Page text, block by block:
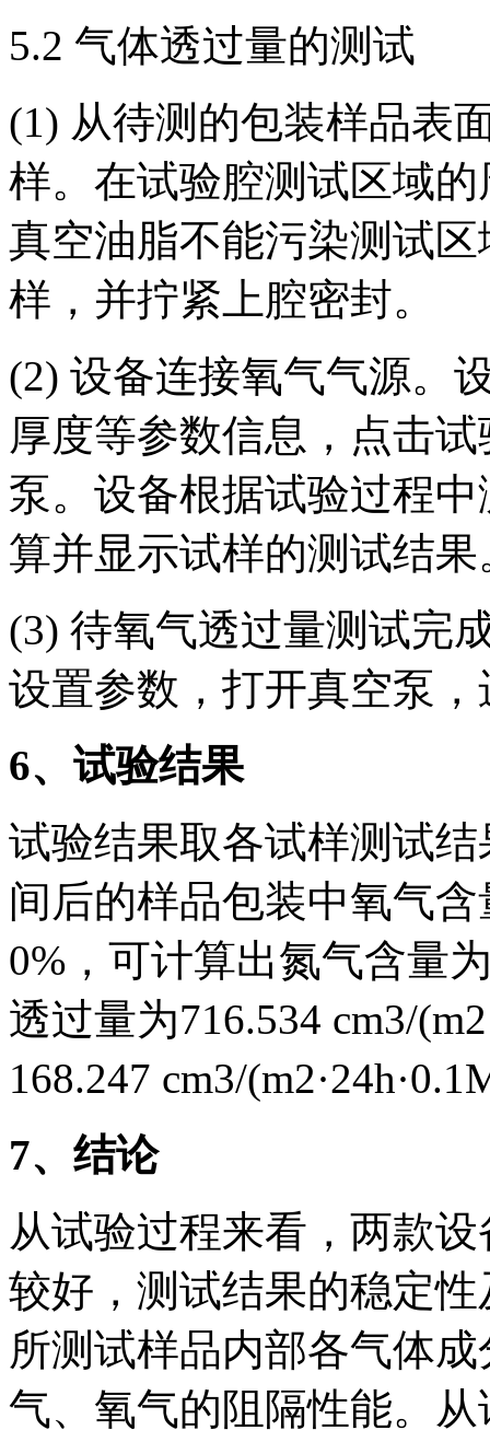
5.2 气体透过量的测试
(1) 从待测的包装样品表
样。在试验腔测试区域
真空油脂不能污染测试
样，并拧紧上腔密封。
(2) 设备连接氧气气源。
厚度等参数信息，点击
泵。设备根据试验过程
算并显示试样的测试结果
(3) 待氧气透过量测试完
设置参数，打开真空泵
6、试验结果
试验结果取各试样测试
间后的样品包装中氧气
0%，可计算出氮气含量
透过量为716.534 cm3/
168.247 cm3/
7、结论
从试验过程来看，两款
较好，测试结果的稳定
所测试样品内部各气体
气、氧气的阻隔性能。